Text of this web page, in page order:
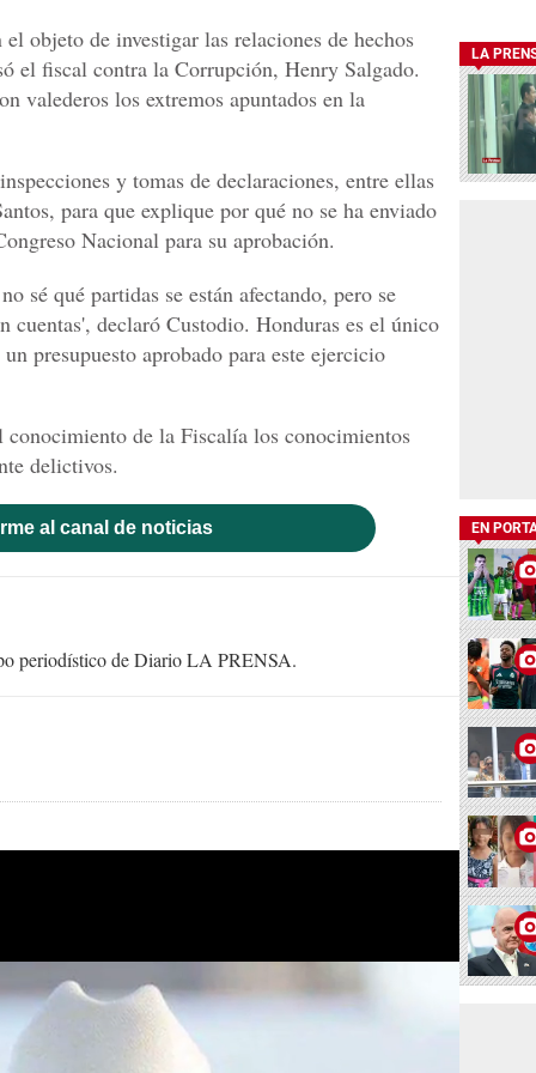
objeto de investigar las relaciones de hechos
el fiscal contra la Corrupción, Henry Salgado.
valederos los extremos apuntados en la
y tomas de declaraciones, entre ellas
para que explique por qué no se ha enviado
Nacional para su aprobación.
sé qué partidas se están afectando, pero se
cuentas', declaró Custodio. Honduras es el único
presupuesto aprobado para este ejercicio
de la Fiscalía los conocimientos
delictivos.
al canal de noticias
periodístico de Diario LA PRENSA.
LA
EN